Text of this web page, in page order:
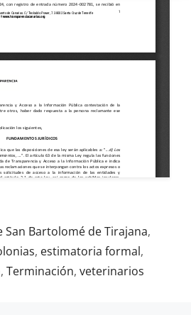
Bartolomé de Tirajana,
, estimatoria formal,
, Terminación, veterinarios